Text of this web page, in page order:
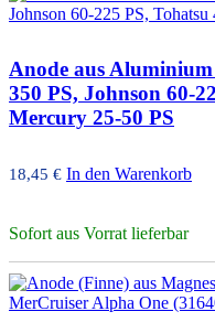
Anode aus
350 PS, Johnson 60-
Mercury 25-50 PS
18,45 € In den Warenkorb
Sofort aus Vorrat lieferbar